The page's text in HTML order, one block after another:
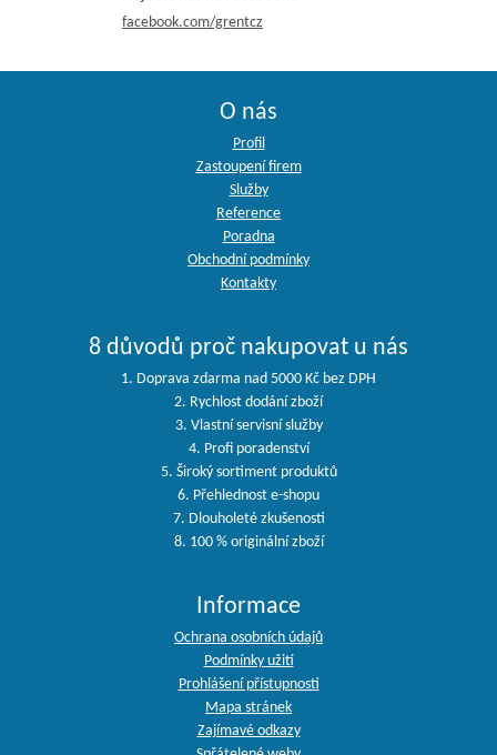
facebook.com/grentcz
O nás
Profil
Zastoupení firem
Služby
Reference
Poradna
Obchodní podmínky
Kontakty
8 důvodů proč nakupovat u nás
1. Doprava zdarma nad 5000 Kč bez DPH
2. Rychlost dodání zboží
3. Vlastní servisní služby
4. Profi poradenství
5. Široký sortiment produktů
6. Přehlednost e-shopu
7. Dlouholeté zkušenosti
8. 100 % originální zboží
Informace
Ochrana osobních údajů
Podmínky užití
Prohlášení přístupnosti
Mapa stránek
Zajímavé odkazy